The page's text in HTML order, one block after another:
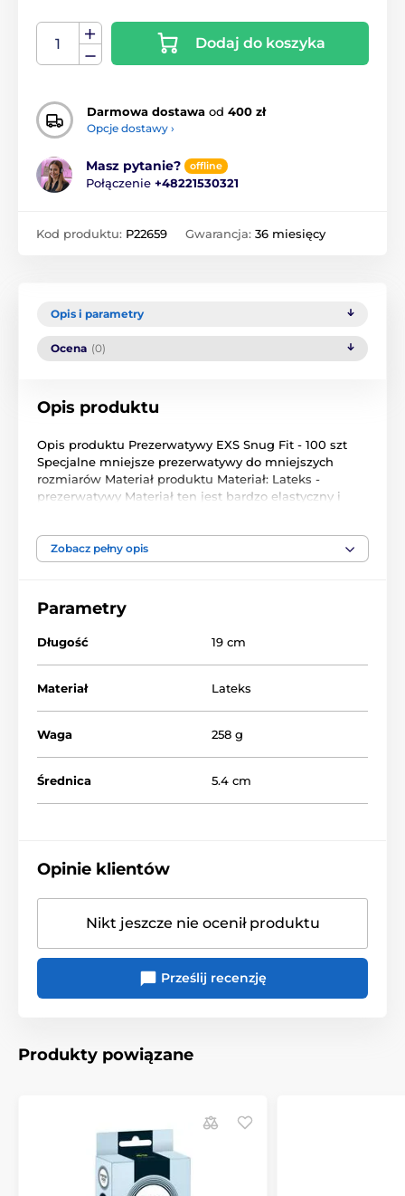
Dodaj do koszyka
Darmowa dostawa od 400 zł
Opcje dostawy ›
Masz pytanie? offline
Połączenie +48221530321
Kod produktu: P22659 Gwarancja: 36 miesięcy
Opis i parametry
Ocena (0)
Opis produktu
Opis produktu Prezerwatywy EXS Snug Fit - 100 szt
Specjalne mniejsze prezerwatywy do mniejszych
rozmiarów Materiał produktu Materiał: Lateks -
prezerwatywy Materiał ten jest bardzo elastyczny i
działać jako alergeny.
Produkt znajduje się w kategoriach
Małe prezerwatywy
Zobacz pełny opis
Parametry
Długość 19 cm
Materiał Lateks
Waga 258 g
Średnica 5.4 cm
Opinie klientów
Nikt jeszcze nie ocenił produktu
Prześlij recenzję
Produkty powiązane